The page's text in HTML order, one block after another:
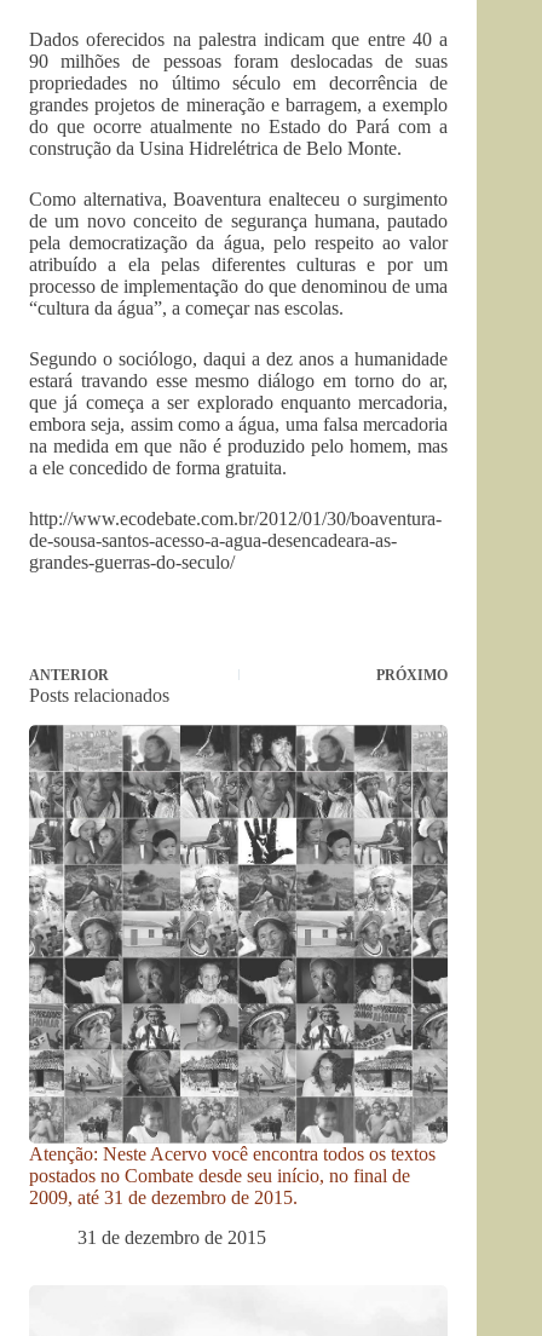
Dados oferecidos na palestra indicam que entre 40 a
90 milhões de pessoas foram deslocadas de suas
propriedades no último século em decorrência de
grandes projetos de mineração e barragem, a exemplo
do que ocorre atualmente no Estado do Pará com a
construção da Usina Hidrelétrica de Belo Monte.
Como alternativa, Boaventura enalteceu o surgimento
de um novo conceito de segurança humana, pautado
pela democratização da água, pelo respeito ao valor
atribuído a ela pelas diferentes culturas e por um
processo de implementação do que denominou de uma
“cultura da água”, a começar nas escolas.
Segundo o sociólogo, daqui a dez anos a humanidade
estará travando esse mesmo diálogo em torno do ar,
que já começa a ser explorado enquanto mercadoria,
embora seja, assim como a água, uma falsa mercadoria
na medida em que não é produzido pelo homem, mas
a ele concedido de forma gratuita.
http://www.ecodebate.com.br/2012/01/30/boaventura-
de-sousa-santos-acesso-a-agua-desencadeara-as-
grandes-guerras-do-seculo/
ANTERIOR PRÓXIMO
Posts relacionados
Atenção: Neste Acervo você encontra todos os textos
postados no Combate desde seu início, no final de
2009, até 31 de dezembro de 2015.
31 de dezembro de 2015